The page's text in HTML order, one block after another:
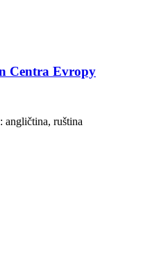
Centra Evropy
ruština